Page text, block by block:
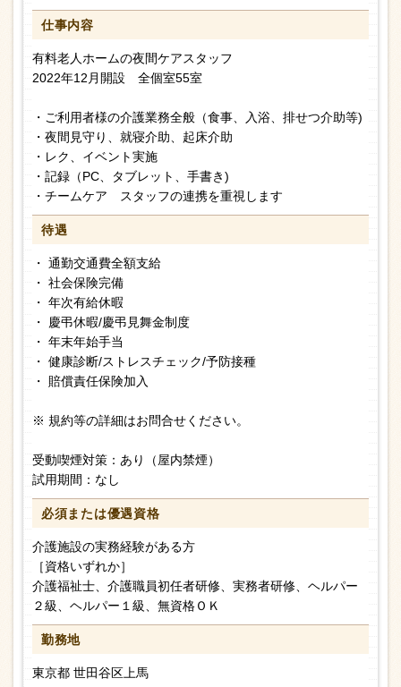
仕事内容
有料老人ホームの夜間ケアスタッフ
2022年12月開設 全個室55室
・ご利用者様の介護業務全般（食事、入浴、排せつ介助等)
・夜間見守り、就寝介助、起床介助
・レク、イベント実施
・記録（PC、タブレット、手書き)
・チームケア スタッフの連携を重視します
待遇
・ 通勤交通費全額支給
・ 社会保険完備
・ 年次有給休暇
・ 慶弔休暇/慶弔見舞金制度
・ 年末年始手当
・ 健康診断/ストレスチェック/予防接種
・ 賠償責任保険加入
※ 規約等の詳細はお問合せください。
受動喫煙対策：あり（屋内禁煙）
試用期間：なし
必須または優遇資格
介護施設の実務経験がある方
［資格いずれか］
介護福祉士、介護職員初任者研修、実務者研修、ヘルパー
２級、ヘルパー１級、無資格ＯＫ
勤務地
東京都 世田谷区上馬